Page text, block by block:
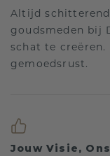
Altijd
goudsmeden bij
schat te
gemoedsrust.
Jouw Visie,